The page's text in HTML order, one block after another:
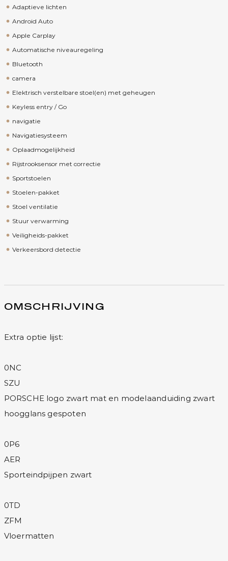
Adaptieve lichten
Android Auto
Apple Carplay
Automatische niveauregeling
Bluetooth
camera
Elektrisch verstelbare stoel(en) met geheugen
Keyless entry / Go
navigatie
Navigatiesysteem
Oplaadmogelijkheid
Rijstrooksensor met correctie
Sportstoelen
Stoelen-pakket
Stoel ventilatie
Stuur verwarming
Veiligheids-pakket
Verkeersbord detectie
OMSCHRIJVING
Extra optie lijst:
0NC
SZU
PORSCHE logo zwart mat en modelaanduiding zwart
hoogglans gespoten
0P6
AER
Sporteindpijpen zwart
0TD
ZFM
Vloermatten